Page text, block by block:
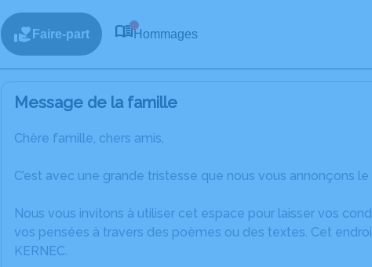
Faire-part Hommages
Message de la famille
Chère famille, chers amis,
C’est avec une grande tristesse que nous vous annonçons
Nous vous invitons à utiliser cet espace pour laisser vos
vos pensées à travers des poèmes ou des textes. Cet
KERNEC.